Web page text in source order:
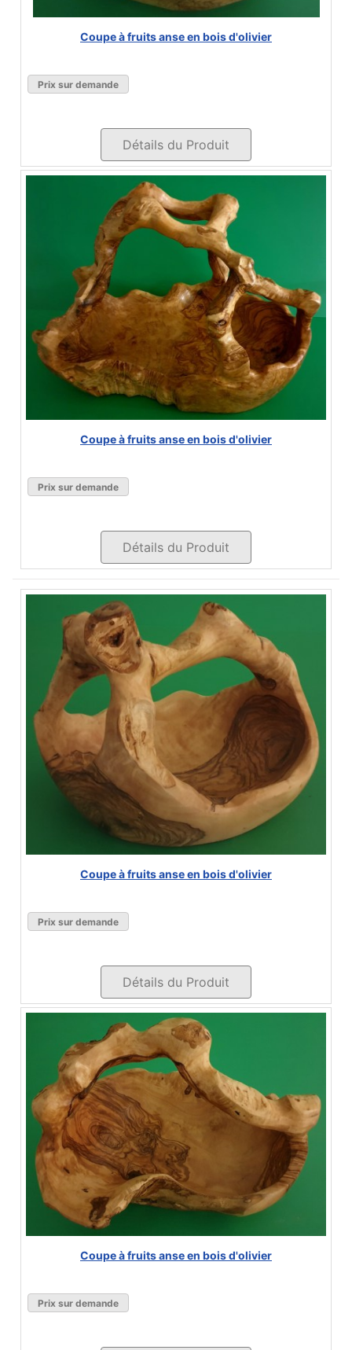
Coupe à fruits anse en bois d'olivier
Prix sur demande
Détails du Produit
Coupe à fruits anse en bois d'olivier
Prix sur demande
Détails du Produit
Coupe à fruits anse en bois d'olivier
Prix sur demande
Détails du Produit
Coupe à fruits anse en bois d'olivier
Prix sur demande